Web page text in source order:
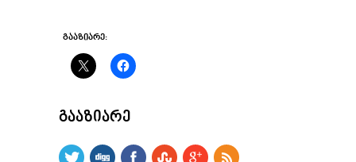
ᲒᲐᲐᲖᲘᲐᲠᲔ:
ᲒᲐᲐᲖᲘᲐᲠᲔ